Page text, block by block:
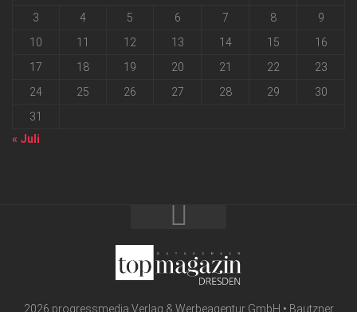
3
4 5 6 7 8
9
10
11 12 13 14 15
16
17
18 19 20 21 22
23
24
25 26 27 28 29
30
31
« Juli
2026 progressmedia Verlag & Werbeagentur GmbH • Bautzner